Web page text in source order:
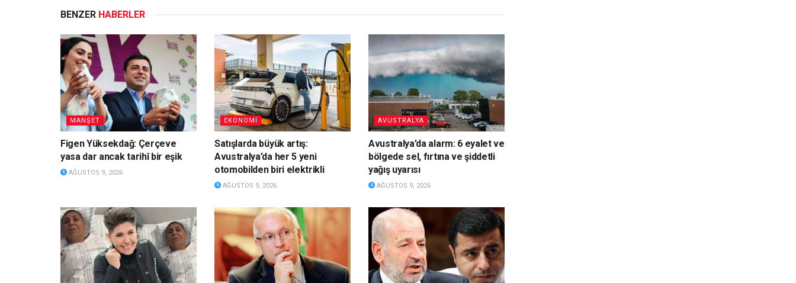
BENZER HABERLER
MANŞET
Figen Yüksekdağ: Çerçeve
yasa dar ancak tarihî bir eşik
AĞUSTOS 9, 2026
EKONOMİ
Satışlarda büyük artış:
Avustralya’da her 5 yeni
otomobilden biri elektrikli
AĞUSTOS 9, 2026
AVUSTRALYA
Avustralya’da alarm: 6 eyalet ve
bölgede sel, fırtına ve şiddetli
yağış uyarısı
AĞUSTOS 9, 2026